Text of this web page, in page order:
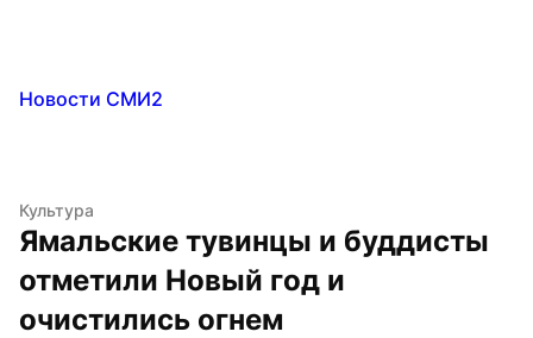
Новости СМИ2
Культура
Ямальские тувинцы и буддисты
отметили Новый год и
очистились огнем